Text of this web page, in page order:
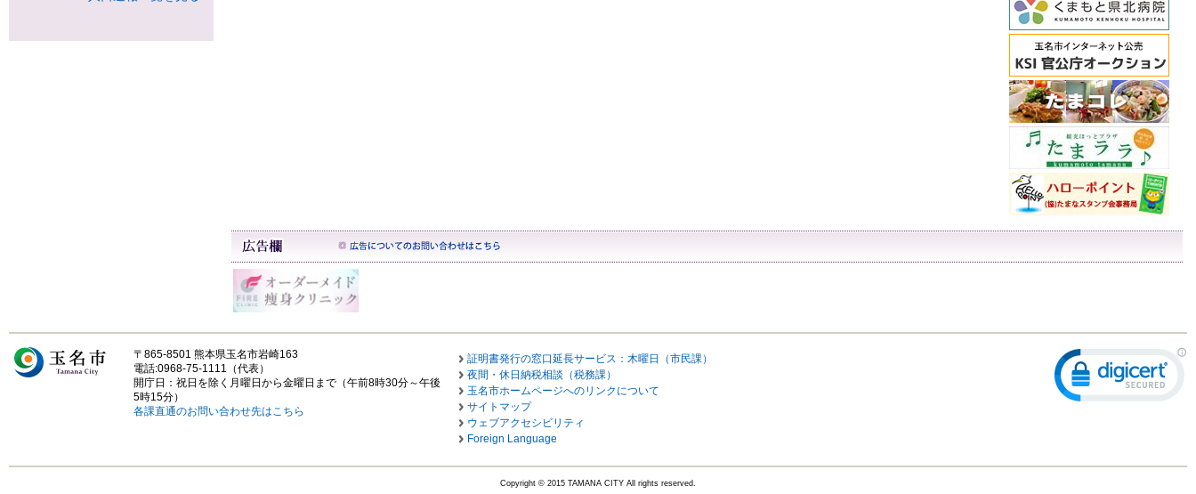
〒865-8501 熊本県玉名市岩崎163
電話:0968-75-1111（代表）
開庁日：祝日を除く月曜日から金曜日まで（午前8時30分～午後
5時15分）
各課直通のお問い合わせ先はこちら
証明書発行の窓口延長サービス：木曜日（市民課）
夜間・休日納税相談（税務課）
玉名市ホームページへのリンクについて
サイトマップ
ウェブアクセシビリティ
Foreign Language
Copyright © 2015 TAMANA CITY All rights reserved.